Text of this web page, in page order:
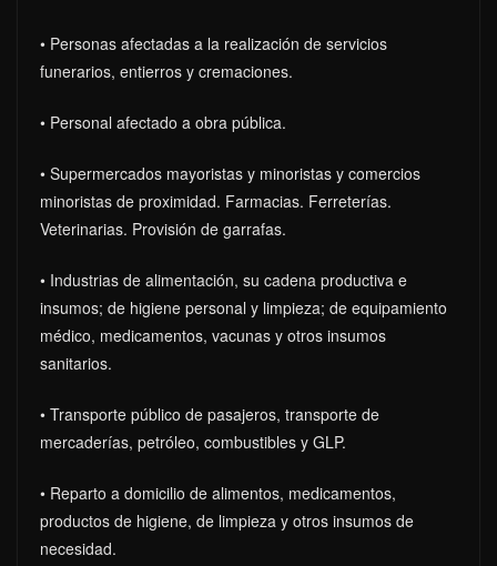
• Personas afectadas a la realización de servicios
funerarios, entierros y cremaciones.
• Personal afectado a obra pública.
• Supermercados mayoristas y minoristas y comercios
minoristas de proximidad. Farmacias. Ferreterías.
Veterinarias. Provisión de garrafas.
• Industrias de alimentación, su cadena productiva e
insumos; de higiene personal y limpieza; de equipamiento
médico, medicamentos, vacunas y otros insumos
sanitarios.
• Transporte público de pasajeros, transporte de
mercaderías, petróleo, combustibles y GLP.
• Reparto a domicilio de alimentos, medicamentos,
productos de higiene, de limpieza y otros insumos de
necesidad.